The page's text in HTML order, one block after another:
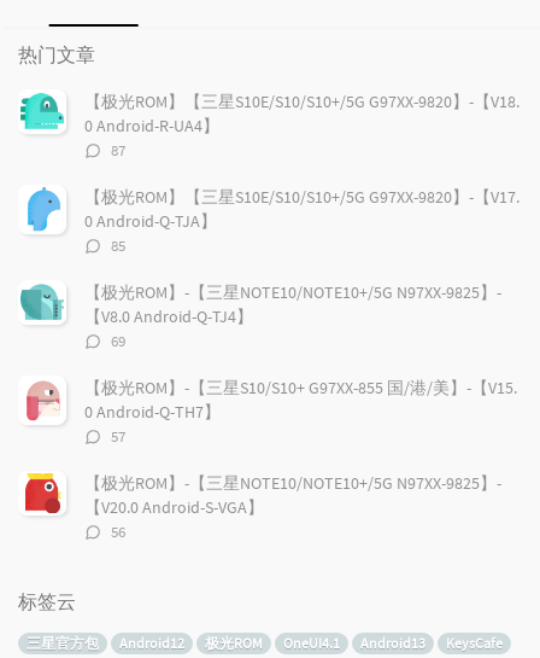
热
门
文
章
论
章
热门文章
【极光ROM】【三星S10E/S10/S10+/5G G97XX-9820】-【V18.
0 Android-R-UA4】
评
数：
87
【极光ROM】【三星S10E/S10/S10+/5G G97XX-9820】-【V17.
0 Android-Q-TJA】
评
数：
85
【极光ROM】-【三星NOTE10/NOTE10+/5G N97XX-9825】-
【V8.0 Android-Q-TJ4】
评
数：
69
【极光ROM】-【三星S10/S10+ G97XX-855 国/港/美】-【V15.
0 Android-Q-TH7】
评
数：
57
【极光ROM】-【三星NOTE10/NOTE10+/5G N97XX-9825】-
【V20.0 Android-S-VGA】
评
56
标签云
三星官方包 Android12 极光ROM OneUI4.1 Android13 KeysCafe